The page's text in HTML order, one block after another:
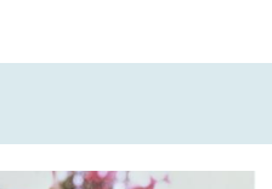
を下さい。 館主より